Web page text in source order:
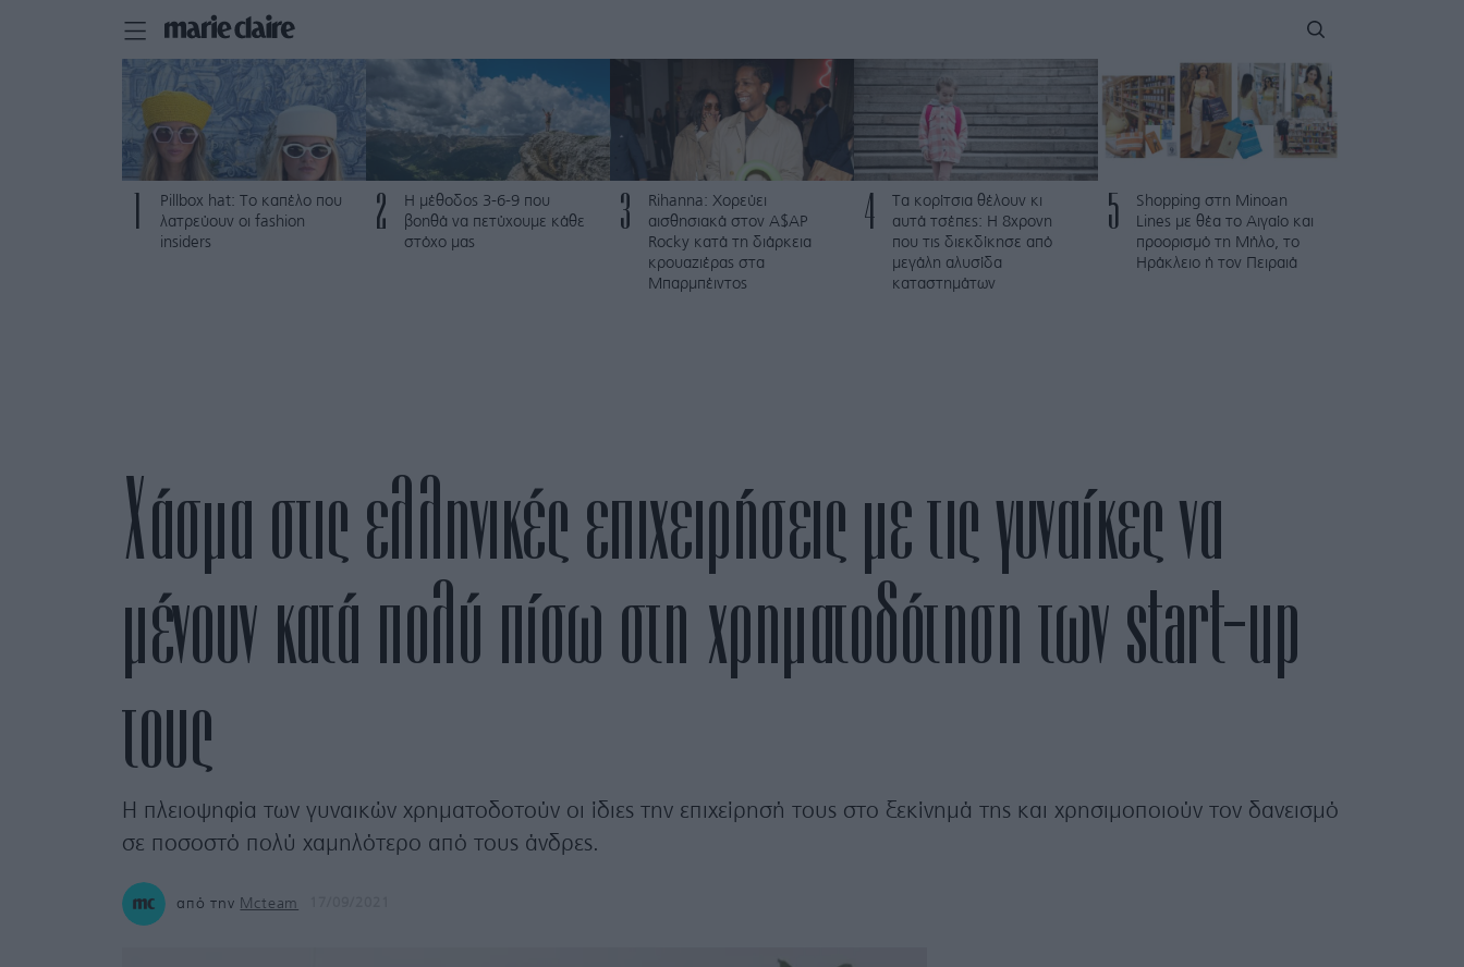
Pillbox hat: Το καπέλο που
λατρεύουν οι fashion
insiders
2
Η μέθοδος 3-6-9 που
βοηθά να πετύχουμε κάθε
στόχο μας
3
Rihanna: Χορεύει
αισθησιακά στον A$AP
Rocky κατά τη διάρκεια
κρουαζιέρας στα
Μπαρμπέιντος
4
Τα κορίτσια θέλουν κι
αυτά τσέπες: Η 8χρονη
που τις διεκδίκησε από
μεγάλη αλυσίδα
καταστημάτων
5
Shopping στη Minoan
Lines με θέα το Αιγαίο και
προορισμό τη Μήλο, το
Ηράκλειο ή τον Πειραιά
Χάσμα στις ελληνικές επιχειρήσεις με τις γυναίκες να
μένουν κατά πολύ πίσω στη χρηματοδότηση των start-up
τους
H πλειοψηφία των γυναικών χρηματοδοτούν οι ίδιες την επιχείρησή τους στο ξεκίνημά της και χρησιμοποιούν τον δανεισμό
σε ποσοστό πολύ χαμηλότερο από τους άνδρες.
από την Mcteam